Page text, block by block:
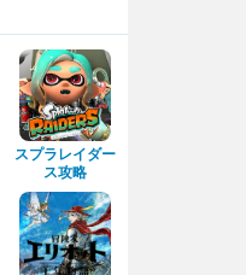
スプラレイダー
ス攻略